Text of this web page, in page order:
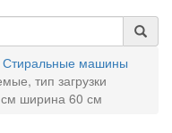
Стиральные машины
тип загрузки
ширина 60 см